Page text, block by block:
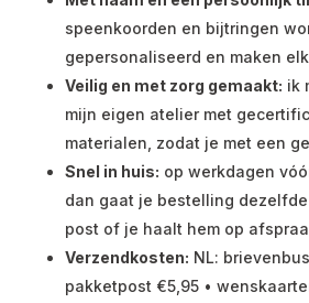
speenkoorden en bijtringen
gepersonaliseerd en maken
Veilig en met zorg gemaakt: ik
mijn eigen atelier met
materialen, zodat je met een
Snel in huis: op werkdagen
dan gaat je bestelling
post of je haalt hem op
Verzendkosten: NL:
pakketpost €5,95 •